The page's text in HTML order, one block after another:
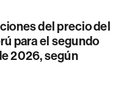
del precio del
para el segundo
2026, según